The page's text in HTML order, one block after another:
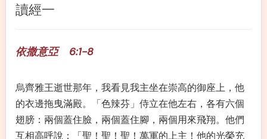
讀經一
依撒意亞 6:1-8
烏齊雅王逝世那年，我看見我主坐在崇高的御座上，他
的衣邊拖曳滿殿。「色辣芬」侍立在他左右，各有六個
翅膀：兩個蓋住臉，兩個蓋住腳，兩個用來飛翔。他們
互相高呼說：「聖！聖！聖！萬軍的上主！他的光榮充